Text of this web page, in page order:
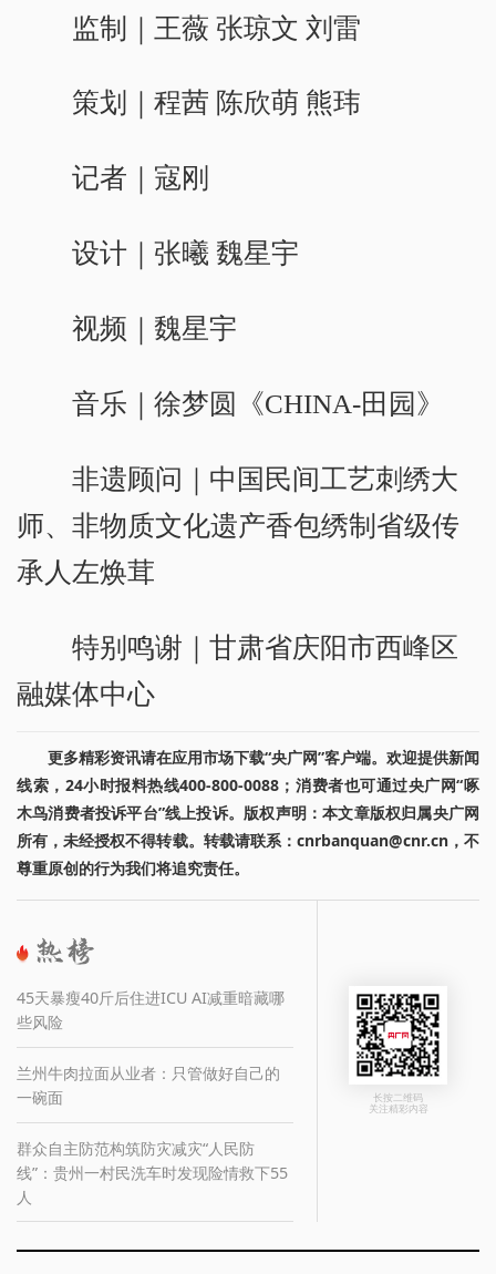
监制｜王薇 张琼文 刘雷
策划｜程茜 陈欣萌 熊玮
记者｜寇刚
设计｜张曦 魏星宇
视频｜魏星宇
音乐｜徐梦圆《CHINA-田园》
非遗顾问｜中国民间工艺刺绣大
师、非物质文化遗产香包绣制省级传
承人左焕茸
特别鸣谢｜甘肃省庆阳市西峰区
融媒体中心
更多精彩资讯请在应用市场下载“央广网”客户端。欢迎提供新闻
线索，24小时报料热线400-800-0088；消费者也可通过央广网“啄
木鸟消费者投诉平台”线上投诉。版权声明：本文章版权归属央广网
所有，未经授权不得转载。转载请联系：cnrbanquan@cnr.cn，不
尊重原创的行为我们将追究责任。
45天暴瘦40斤后住进ICU AI减重暗藏哪
些风险
兰州牛肉拉面从业者：只管做好自己的
一碗面
群众自主防范构筑防灾减灾“人民防
线”：贵州一村民洗车时发现险情救下55
人
长按二维码
关注精彩内容